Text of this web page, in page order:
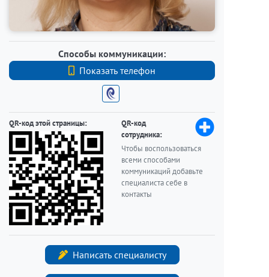
Способы коммуникации:
Показать телефон
+7 (812) 740-70-40
QR-код этой страницы:
QR-код
сотрудника:
Чтобы воспользоваться
всеми способами
коммуникаций добавьте
специалиста себе в
контакты
Написать специалисту